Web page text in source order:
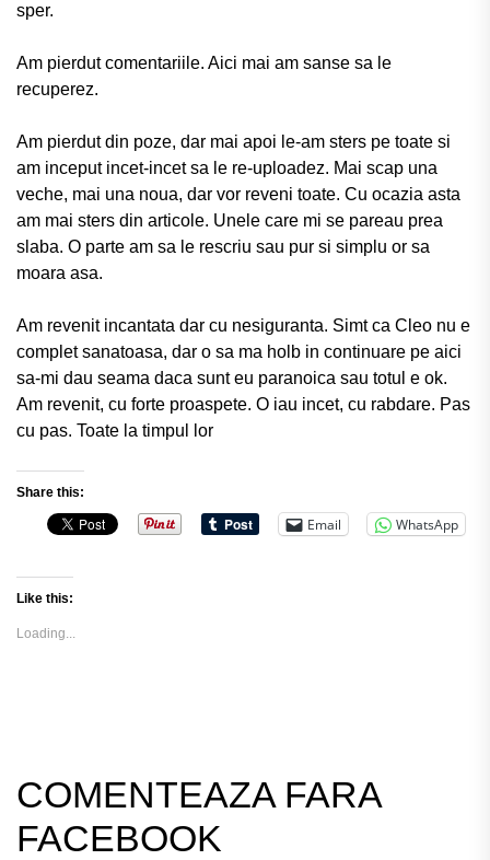
sper.
Am pierdut comentariile. Aici mai am sanse sa le
recuperez.
Am pierdut din poze, dar mai apoi le-am sters pe toate si
am inceput incet-incet sa le re-uploadez. Mai scap una
veche, mai una noua, dar vor reveni toate. Cu ocazia asta
am mai sters din articole. Unele care mi se pareau prea
slaba. O parte am sa le rescriu sau pur si simplu or sa
moara asa.
Am revenit incantata dar cu nesiguranta. Simt ca Cleo nu e
complet sanatoasa, dar o sa ma holb in continuare pe aici
sa-mi dau seama daca sunt eu paranoica sau totul e ok.
Am revenit, cu forte proaspete. O iau incet, cu rabdare. Pas
cu pas. Toate la timpul lor
Share this:
Email WhatsApp
Like this:
Loading...
COMENTEAZA FARA
FACEBOOK